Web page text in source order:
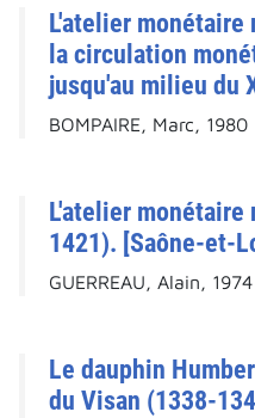
L'atelier
la circulation
jusqu'au milieu du
BOMPAIRE, Marc, 1980
L'atelier monétaire
1421). [Saône-et-
GUERREAU, Alain, 1974
Le dauphin
du Visan (1338-